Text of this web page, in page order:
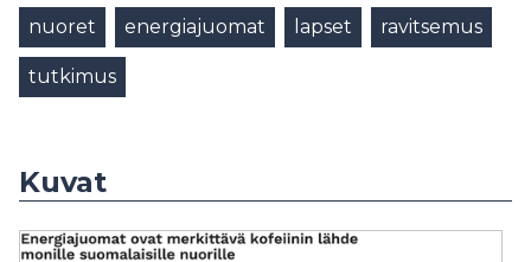
nuoret energiajuomat lapset ravitsemus
tutkimus
Kuvat